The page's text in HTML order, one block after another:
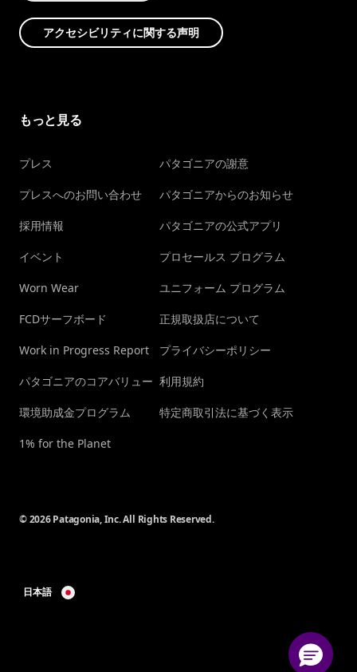
アクセシビリティに関する声明
もっと見る
プレス
プレスへのお問い合わせ
採用情報
イベント
Worn Wear
FCDサーフボード
Work in Progress Report
パタゴニアのコアバリュー
環境助成金プログラム
1% for the Planet
パタゴニアの謝意
パタゴニアからのお知らせ
パタゴニアの公式アプリ
プロセールス プログラム
ユニフォーム プログラム
正規取扱店について
プライバシーポリシー
利用規約
特定商取引法に基づく表示
© 2026 Patagonia, Inc. All Rights Reserved.
日本語